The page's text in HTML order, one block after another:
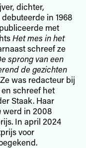
dichter,
in 1968
met
Het mes in het
schreef ze
sprong van een
de gezichten
was redacteur bij
schreef het
Staak. Haar
werd in 2008
In april 2024
voor